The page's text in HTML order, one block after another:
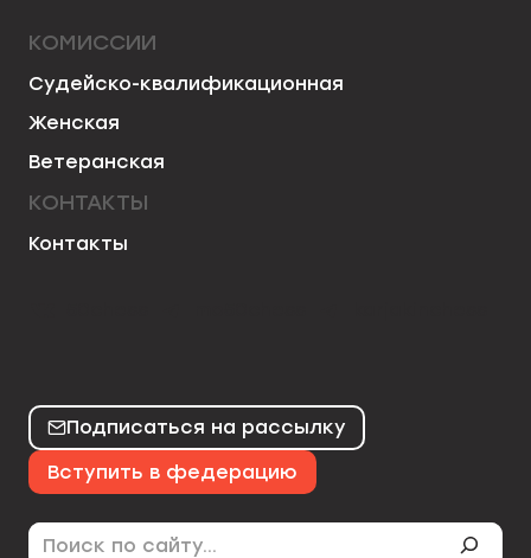
КОМИССИИ
Судейско-квалификационная
Женская
Ветеранская
КОНТАКТЫ
Контакты
Подписаться на рассылку
Вступить в федерацию
Поиск